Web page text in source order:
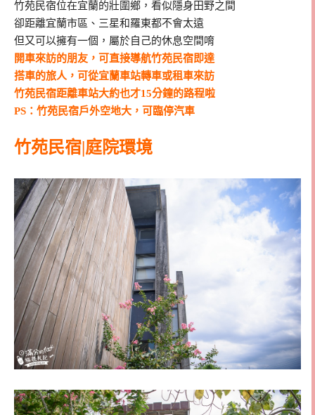
竹苑民宿位在宜蘭的壯圍鄉，看似隱身田野之間
卻距離宜蘭市區、三星和羅東都不會太遠
但又可以擁有一個，屬於自己的休息空間唷
開車來訪的朋友，可直接導航竹苑民宿即達
搭車的旅人，可從宜蘭車站轉車或租車來訪
竹苑民宿距離車站大約也才15分鐘的路程啦
PS：竹苑民宿戶外空地大，可臨停汽車
竹苑民宿|庭院環境